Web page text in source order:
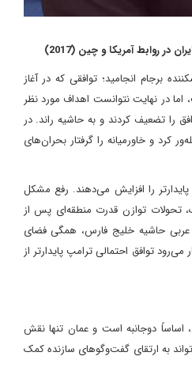
روابط آمریکا و چین (2017)
توافق شکننده برجام انجامید؛ توافقی که در آغاز
در نهایت نتوانست اهداف مورد نظر
را تضعیف کردند و به حاشیه راند. در
و واشنگتن را شعله‌ور کرد و خاورمیانه را گرفتار بحران‌های
به توافقی موفق‌تر و پایدارتر را افزایش می‌دهند. رفع مشکل
تحولات توازن قدرت منطقه‌ای پس از
عربی حاشیه خلیج فارس، همگی فضای
توافق احتمالی ترامپ پایدارتر از
حضور داشتند، مذاکرات سال ۲۰۲۵ میان ترامپ و تهران، اساساً دوجانبه است و عمان تنها نقش
به ارتقای گفت‌وگوهای سازنده کمک